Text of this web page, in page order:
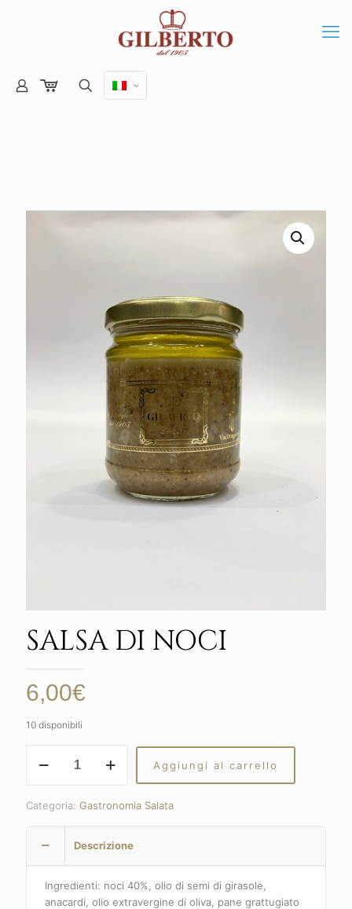
SALSA DI NOCI
6,00€
10 disponibili
quantità
Aggiungi al carrello
Categoria: Gastronomia Salata
Descrizione
Ingredienti: noci 40%, olio di semi di girasole,
anacardi, olio extravergine di oliva, pane grattugiato